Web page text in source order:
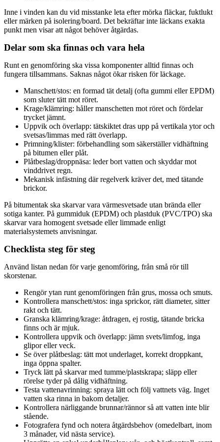
Inne i vinden kan du vid misstanke leta efter mörka fläckar, fuktlukt
eller märken på isolering/board. Det bekräftar inte läckans exakta
punkt men visar att något behöver åtgärdas.
Delar som ska finnas och vara hela
Runt en genomföring ska vissa komponenter alltid finnas och
fungera tillsammans. Saknas något ökar risken för läckage.
Manschett/stos: en formad tät detalj (ofta gummi eller EPDM)
som sluter tätt mot röret.
Krage/klämring: håller manschetten mot röret och fördelar
trycket jämnt.
Uppvik och överlapp: tätskiktet dras upp på vertikala ytor och
svetsas/limmas med rätt överlapp.
Primning/klister: förbehandling som säkerställer vidhäftning
på bitumen eller plåt.
Plåtbeslag/droppnäsa: leder bort vatten och skyddar mot
vinddrivet regn.
Mekanisk infästning där regelverk kräver det, med tätande
brickor.
På bitumentak ska skarvar vara värmesvetsade utan brända eller
sotiga kanter. På gummiduk (EPDM) och plastduk (PVC/TPO) ska
skarvar vara homogent svetsade eller limmade enligt
materialsystemets anvisningar.
Checklista steg för steg
Använd listan nedan för varje genomföring, från små rör till
skorstenar.
Rengör ytan runt genomföringen från grus, mossa och smuts.
Kontrollera manschett/stos: inga sprickor, rätt diameter, sitter
rakt och tätt.
Granska klämring/krage: åtdragen, ej rostig, tätande bricka
finns och är mjuk.
Kontrollera uppvik och överlapp: jämn svets/limfog, inga
glipor eller veck.
Se över plåtbeslag: tätt mot underlaget, korrekt droppkant,
inga öppna spalter.
Tryck lätt på skarvar med tumme/plastskrapa; släpp eller
rörelse tyder på dålig vidhäftning.
Testa vattenavrinning: spraya lätt och följ vattnets väg. Inget
vatten ska rinna in bakom detaljer.
Kontrollera närliggande brunnar/rännor så att vatten inte blir
stående.
Fotografera fynd och notera åtgärdsbehov (omedelbart, inom
3 månader, vid nästa service).